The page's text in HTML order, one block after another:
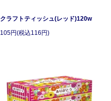
クラフトティッシュ(レッド)120w
105円(税込116円)